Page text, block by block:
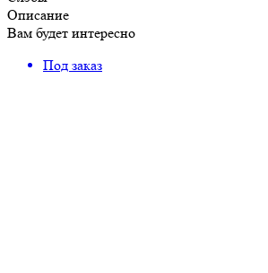
Описание
Вам будет интересно
Под заказ